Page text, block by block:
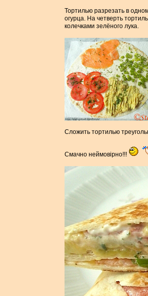
Тортилью разрезать в
огурца. На четверть
колечками зелёного лука.
Сложить тортилью
Смачно неймовiрно!!!